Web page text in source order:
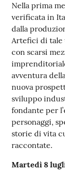
Nella prima
verificata in
dalla
Artefici di tale
con scarsi
avventura
nuova
sviluppo
fondante per
personaggi,
storie di vita
raccontate.
Martedì 8